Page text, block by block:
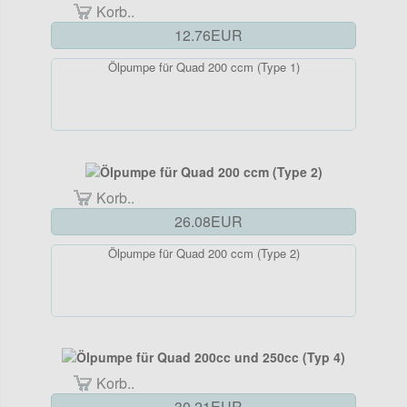
Korb..
12.76EUR
Ölpumpe für Quad 200 ccm (Type 1)
Korb..
26.08EUR
Ölpumpe für Quad 200 ccm (Type 2)
Korb..